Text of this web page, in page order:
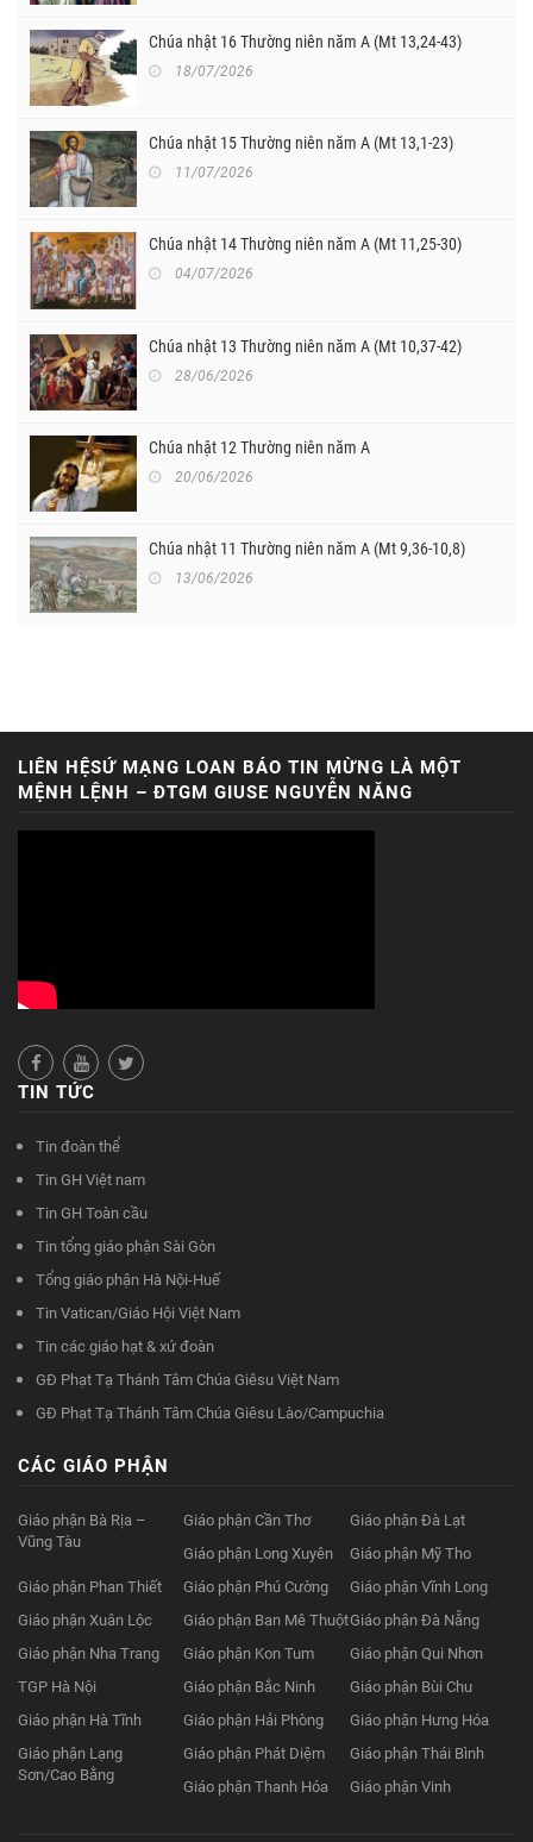
Chúa nhật 16 Thường niên năm A (Mt 13,24-43)
18/07/2026
Chúa nhật 15 Thường niên năm A (Mt 13,1-23)
11/07/2026
Chúa nhật 14 Thường niên năm A (Mt 11,25-30)
04/07/2026
Chúa nhật 13 Thường niên năm A (Mt 10,37-42)
28/06/2026
Chúa nhật 12 Thường niên năm A
20/06/2026
Chúa nhật 11 Thường niên năm A (Mt 9,36-10,8)
13/06/2026
LIÊN HỆSỨ MẠNG LOAN BÁO TIN MỪNG LÀ MỘT
MỆNH LỆNH – ĐTGM GIUSE NGUYỄN NĂNG
TIN TỨC
Tin đoàn thể
Tin GH Việt nam
Tin GH Toàn cầu
Tin tổng giáo phận Sài Gòn
Tổng giáo phận Hà Nội-Huế
Tin Vatican/Giáo Hội Việt Nam
Tin các giáo hạt & xứ đoàn
GĐ Phạt Tạ Thánh Tâm Chúa Giêsu Việt Nam
GĐ Phạt Tạ Thánh Tâm Chúa Giêsu Lào/Campuchia
CÁC GIÁO PHẬN
Giáo phận Bà Rịa –
Vũng Tàu
Giáo phận Cần Thơ
Giáo phận Đà Lạt
Giáo phận Long Xuyên
Giáo phận Mỹ Tho
Giáo phận Phan Thiết
Giáo phận Phú Cường
Giáo phận Vĩnh Long
Giáo phận Xuân Lộc
Giáo phận Ban Mê ThuộtGiáo phận Đà Nẵng
Giáo phận Nha Trang
Giáo phận Kon Tum
Giáo phận Qui Nhơn
TGP Hà Nội
Giáo phận Bắc Ninh
Giáo phận Bùi Chu
Giáo phận Hà Tĩnh
Giáo phận Hải Phòng
Giáo phận Hưng Hóa
Giáo phận Lạng
Sơn/Cao Bằng
Giáo phận Phát Diệm
Giáo phận Thái Bình
Giáo phận Thanh Hóa
Giáo phận Vinh